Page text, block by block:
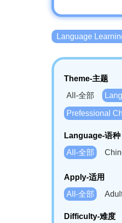
Language
Theme-主题
All-全部
Prefessional
Language-语种
All-全部
Bahasa
Swahili(SW)-
Apply-适用
All-全部
Difficulty-难度